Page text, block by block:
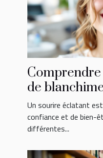
de
avantages
Un sourire éclatant
confiance et de bien-
différentes...